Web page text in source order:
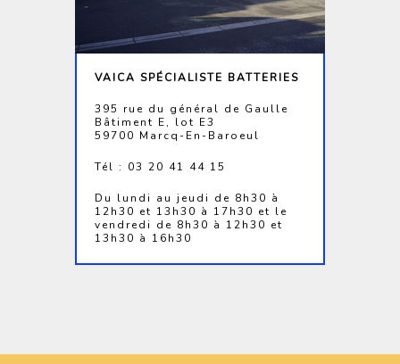
VAICA SPÉCIALISTE BATTERIES
395 rue du général de Gaulle
Bâtiment E, lot E3
59700 Marcq-En-Baroeul
Tél : 03 20 41 44 15
Du lundi au jeudi de 8h30 à
12h30 et 13h30 à 17h30 et le
vendredi de 8h30 à 12h30 et
13h30 à 16h30